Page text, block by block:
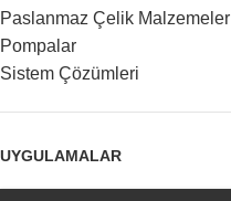
Paslanmaz Çelik Malzemeler
Pompalar
Sistem Çözümleri
UYGULAMALAR